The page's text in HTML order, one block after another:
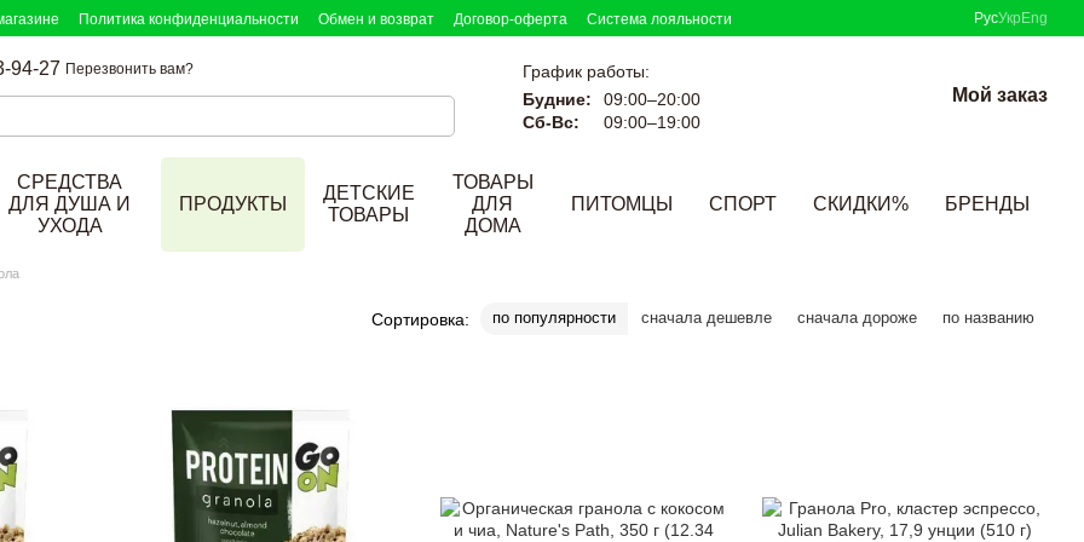
Политика конфиденциальности Обмен и возврат Договор-оферта
Система лояльности
РусУкр Eng
94-27 Перезвонить вам?
График работы:
Будние:
09:00–20:00
Сб-Вс:
09:00–19:00
Мой заказ
СРЕДСТВА
ДЛЯ ДУША И
УХОДА
ПРОДУКТЫ
ДЕТСКИЕ
ТОВАРЫ
ТОВАРЫ
ДЛЯ
ДОМА
ПИТОМЦЫ СПОРТ СКИДКИ% БРЕНДЫ
Сортировка: по популярности сначала дешевле сначала дороже по названию